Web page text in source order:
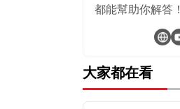
都能幫助你解答！
大家都在看